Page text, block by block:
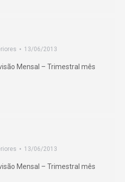
13/06/2013
Mensal – Trimestral mês
13/06/2013
Mensal – Trimestral mês